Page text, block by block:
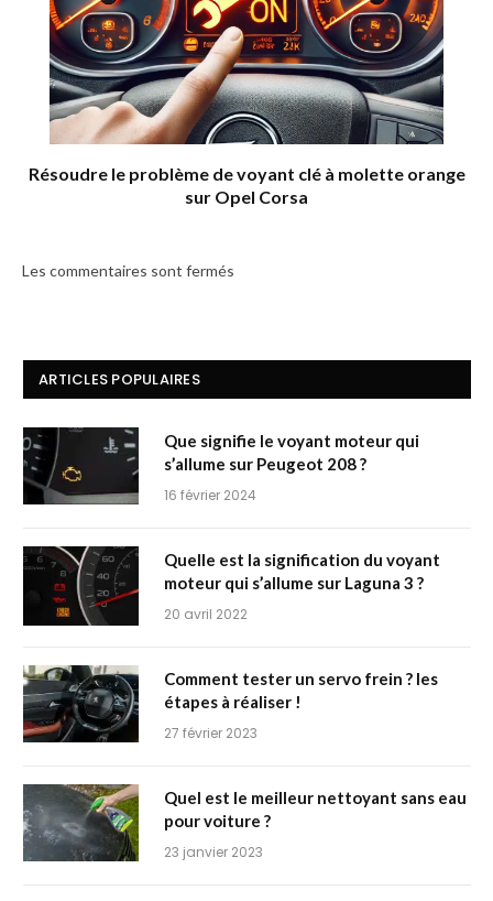
Résoudre le problème de voyant clé à molette orange
sur Opel Corsa
Les commentaires sont fermés
ARTICLES POPULAIRES
Que signifie le voyant moteur qui
s’allume sur Peugeot 208 ?
16 février 2024
Quelle est la signification du voyant
moteur qui s’allume sur Laguna 3 ?
20 avril 2022
Comment tester un servo frein ? les
étapes à réaliser !
27 février 2023
Quel est le meilleur nettoyant sans eau
pour voiture ?
23 janvier 2023